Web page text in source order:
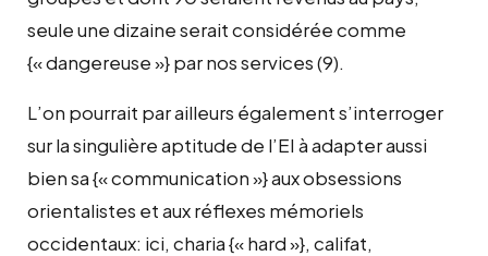
seule une dizaine serait considérée comme
{« dangereuse »} par nos services (9).
L’on pourrait par ailleurs également s’interroger
sur la singulière aptitude de l’EI à adapter aussi
bien sa {« communication »} aux obsessions
orientalistes et aux réflexes mémoriels
occidentaux: ici, charia {« hard »}, califat,